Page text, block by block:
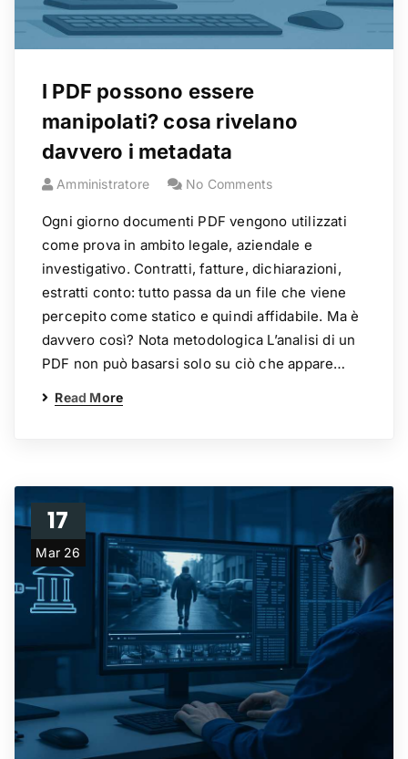
I PDF possono essere
manipolati? cosa rivelano
davvero i metadata
Amministratore No Comments
Ogni giorno documenti PDF vengono utilizzati
come prova in ambito legale, aziendale e
investigativo. Contratti, fatture, dichiarazioni,
estratti conto: tutto passa da un file che viene
percepito come statico e quindi affidabile. Ma è
davvero così? Nota metodologica L’analisi di un
PDF non può basarsi solo su ciò che appare…
Read More
17
Mar 26